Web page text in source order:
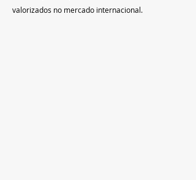
valorizados no mercado internacional.